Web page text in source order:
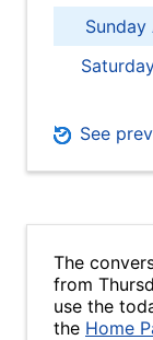
See
The
from
use the
the Home